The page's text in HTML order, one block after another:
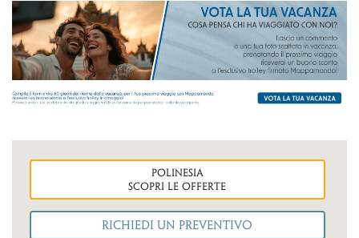
polinesia
Scopri le OFFERTE